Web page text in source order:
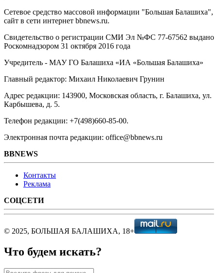
Сетевое средство массовой информации "Большая Балашиха",
сайт в сети интернет bbnews.ru.
Свидетельство о регистрации СМИ Эл №ФС ‎77-67562 выдано
Роскомнадзором 31 октября 2016 года
Учредитель - МАУ ГО Балашиха «ИА «Большая Балашиха»
Главный редактор: Михаил Николаевич Грунин
Адрес редакции: 143900, Московская область, г. Балашиха, ул.
Карбышева, д. 5.
Телефон редакции: +7(498)660-85-00.
Электронная почта редакции: office@bbnews.ru
BBNEWS
Контакты
Реклама
СОЦСЕТИ
© 2025, БОЛЬШАЯ БАЛАШИХА, 18+
Что будем искать?